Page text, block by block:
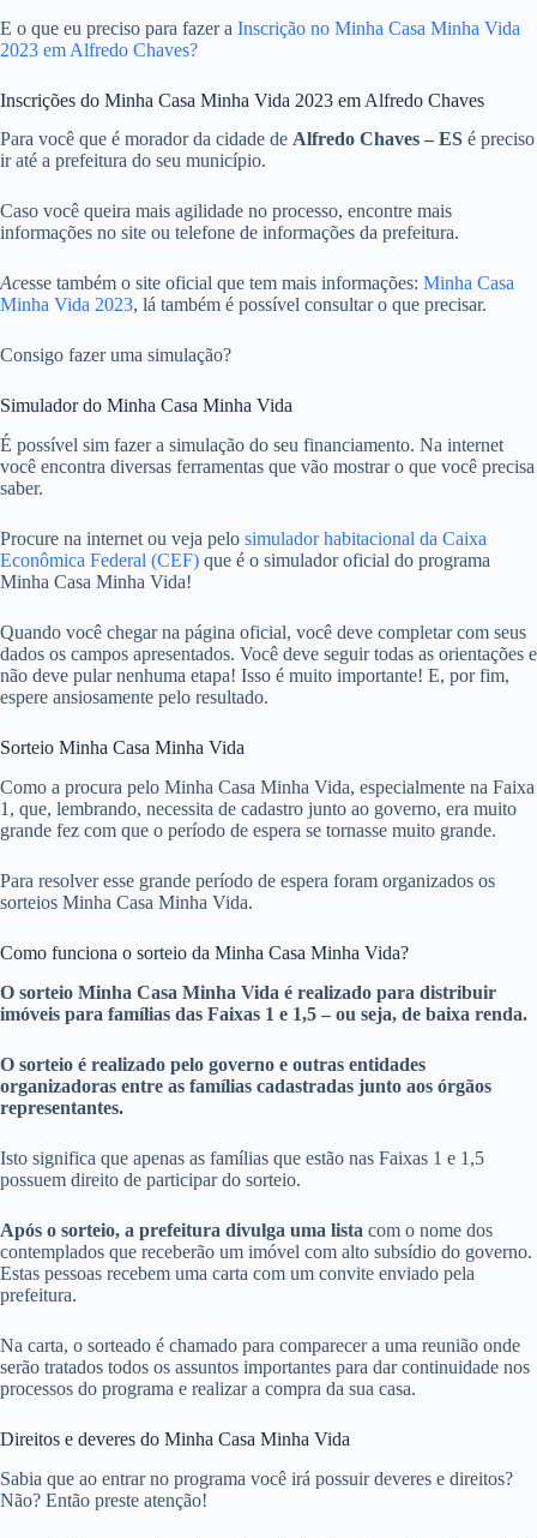
E o que eu preciso para fazer a Inscrição no Minha Casa Minha Vida
2023 em Alfredo Chaves?
Inscrições do Minha Casa Minha Vida 2023 em Alfredo Chaves
Para você que é morador da cidade de Alfredo Chaves – ES é preciso
ir até a prefeitura do seu município.
Caso você queira mais agilidade no processo, encontre mais
informações no site ou telefone de informações da prefeitura.
Acesse também o site oficial que tem mais informações: Minha Casa
Minha Vida 2023, lá também é possível consultar o que precisar.
Consigo fazer uma simulação?
Simulador do Minha Casa Minha Vida
É possível sim fazer a simulação do seu financiamento. Na internet
você encontra diversas ferramentas que vão mostrar o que você precisa
saber.
Procure na internet ou veja pelo simulador habitacional da Caixa
Econômica Federal (CEF) que é o simulador oficial do programa
Minha Casa Minha Vida!
Quando você chegar na página oficial, você deve completar com seus
dados os campos apresentados. Você deve seguir todas as orientações e
não deve pular nenhuma etapa! Isso é muito importante! E, por fim,
espere ansiosamente pelo resultado.
Sorteio Minha Casa Minha Vida
Como a procura pelo Minha Casa Minha Vida, especialmente na Faixa
1, que, lembrando, necessita de cadastro junto ao governo, era muito
grande fez com que o período de espera se tornasse muito grande.
Para resolver esse grande período de espera foram organizados os
sorteios Minha Casa Minha Vida.
Como funciona o sorteio da Minha Casa Minha Vida?
O sorteio Minha Casa Minha Vida é realizado para distribuir
imóveis para famílias das Faixas 1 e 1,5 – ou seja, de baixa renda.
O sorteio é realizado pelo governo e outras entidades
organizadoras entre as famílias cadastradas junto aos órgãos
representantes.
Isto significa que apenas as famílias que estão nas Faixas 1 e 1,5
possuem direito de participar do sorteio.
Após o sorteio, a prefeitura divulga uma lista com o nome dos
contemplados que receberão um imóvel com alto subsídio do governo.
Estas pessoas recebem uma carta com um convite enviado pela
prefeitura.
Na carta, o sorteado é chamado para comparecer a uma reunião onde
serão tratados todos os assuntos importantes para dar continuidade nos
processos do programa e realizar a compra da sua casa.
Direitos e deveres do Minha Casa Minha Vida
Sabia que ao entrar no programa você irá possuir deveres e direitos?
Não? Então preste atenção!